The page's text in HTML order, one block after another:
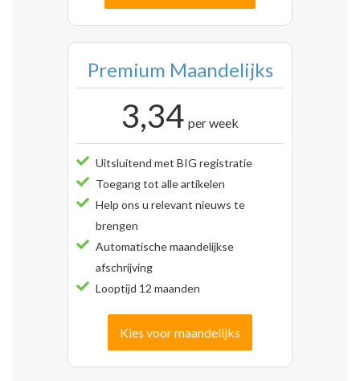
Premium Maandelijks
3,34 per week
Uitsluitend met BIG registratie
Toegang tot alle artikelen
Help ons u relevant nieuws te
brengen
Automatische maandelijkse
afschrijving
Looptijd 12 maanden
Kies voor maandelijks